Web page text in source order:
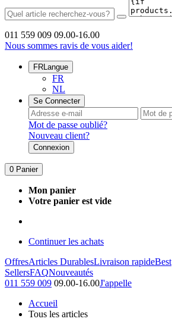
011 559 009 09.00-16.00
Nous sommes ravis de vous aider!
FRLangue
FR
NL
Se Connecter
Mot de passe oublié?
Nouveau client?
Connexion
0 Panier
Mon panier
Votre panier est vide
Continuer les achats
OffresArticles DurablesLivraison rapideBest
SellersFAQNouveautés
011 559 009 09.00-16.00J'appelle
Accueil
Tous les articles